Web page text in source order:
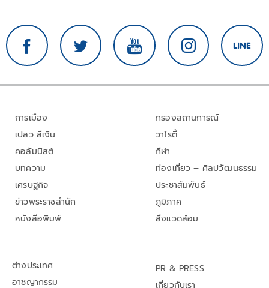
การเมือง
เปลว สีเงิน
คอลัมนิสต์
บทความ
เศรษฐกิจ
ข่าวพระราชสำนัก
หนังสือพิมพ์
กรองสถานการณ์
วาไรตี้
กีฬา
ท่องเที่ยว – ศิลปวัฒนธรรม
ประชาสัมพันธ์
ภูมิภาค
สิ่งแวดล้อม
ต่างประเทศ
อาชญากรรม
PR & PRESS